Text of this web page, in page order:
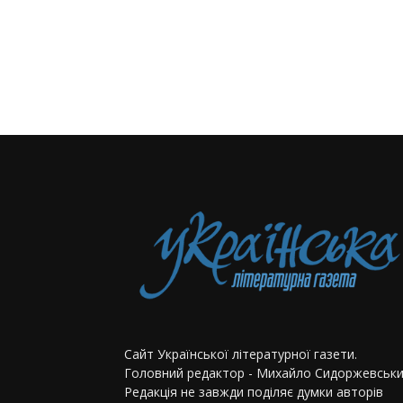
Сайт Української літературної газети.
Головний редактор - Михайло
Редакція не завжди поділяє думки авторів